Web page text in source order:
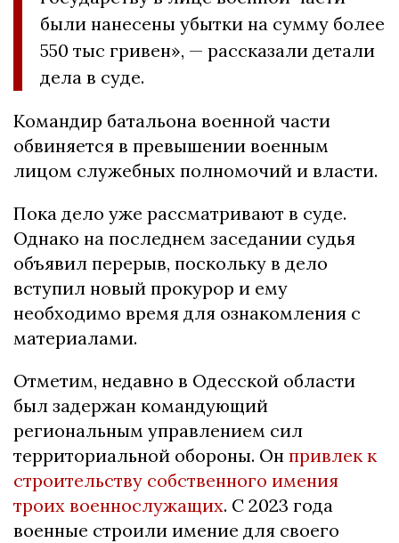
были нанесены убытки на сумму более
550 тыс гривен», — рассказали детали
дела в суде.
Командир батальона военной части
обвиняется в превышении военным
лицом служебных полномочий и власти.
Пока дело уже рассматривают в суде.
Однако на последнем заседании судья
объявил перерыв, поскольку в дело
вступил новый прокурор и ему
необходимо время для ознакомления с
материалами.
Отметим, недавно в Одесской области
был задержан командующий
региональным управлением сил
территориальной обороны. Он привлек к
строительству собственного имения
троих военнослужащих. С 2023 года
военные строили имение для своего